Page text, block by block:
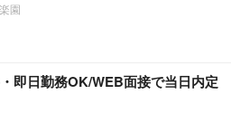
園
即日勤務OK/WEB面接で当日内定